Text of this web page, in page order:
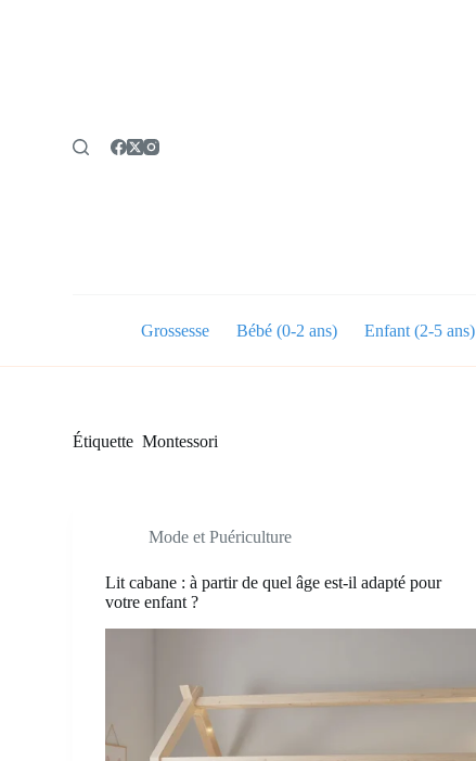
Grossesse Bébé (0-2 ans) Enfant (2-5 ans)
Étiquette Montessori
Mode et Puériculture
Lit cabane : à partir de quel âge est-il adapté pour
votre enfant ?